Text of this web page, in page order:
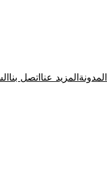
المدونةالمزيد عنااتصل بنا